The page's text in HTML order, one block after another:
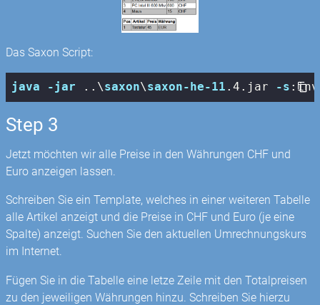
Das Saxon Script:
java -jar ..\saxon\saxon-he-11 .4 .jar -s
Step 3
Jetzt möchten wir alle Preise in den Währungen CHF und
Euro anzeigen lassen.
Schreiben Sie ein Template, welches in einer weiteren Tabelle
alle Artikel anzeigt und die Preise in CHF und Euro (je eine
Spalte) anzeigt. Suchen Sie den aktuellen Umrechnungskurs
im Internet.
Fügen Sie in die Tabelle eine letze Zeile mit den Totalpreisen
zu den jeweiligen Währungen hinzu. Schreiben Sie hierzu